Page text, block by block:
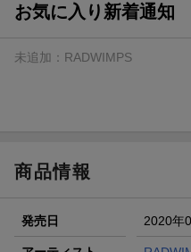
お気に入り新着通知
未追加： RADWIMPS
商品情報
発売日 2020年